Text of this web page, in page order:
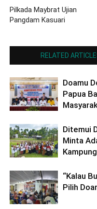
Pilkada Maybrat Ujian
Pangdam Kasuari
RELATED
Doamu
Papua
Ditemui
Minta
Kampung
“Kalau
Pilih